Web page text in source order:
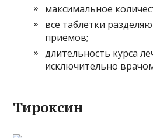
максимальное
все таблетки
приёмов;
длительность курса
исключительно
Тироксин